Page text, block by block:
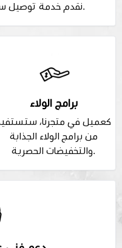
برامج الولاء
كعميل في متجرنا،
من برامج الولاء الجذابة